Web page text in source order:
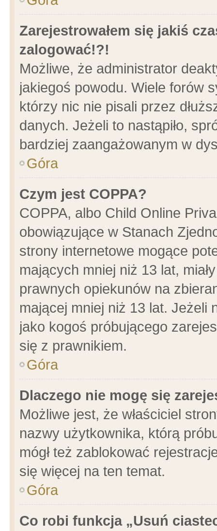
Zarejestrowałem się jakiś
zalogować!?!
Możliwe, że administrator
jakiegoś powodu. Wiele forów
którzy nic nie pisali przez
danych. Jeżeli to nastąpiło,
bardziej zaangażowanym w
Góra
Czym jest COPPA?
COPPA, albo Child Online
obowiązujące w Stanach
strony internetowe mogące
mających mniej niż 13 lat,
prawnych opiekunów na
mającej mniej niż 13 lat. Jeżeli
jako kogoś próbującego
się z prawnikiem.
Góra
Dlaczego nie mogę się
Możliwe jest, że właściciel
nazwy użytkownika, którą
mógł też zablokować
się więcej na ten temat.
Góra
Co robi funkcja „Usuń